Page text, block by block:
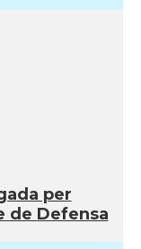
per
de Defensa